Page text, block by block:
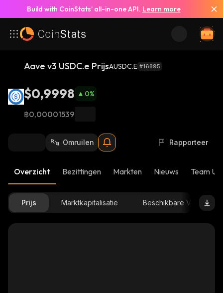
Build with CoinStats’ all-in-one API. Learn more
Aave v3 USDC.e PrijsAUSDC.E #16895
$0,9998 0%
฿0,00001539
Omruilen Rapporteer
Overzicht Bezittingen Markten Nieuws Team
Prijs Marktkapitalisatie Beschikbare Voorraad